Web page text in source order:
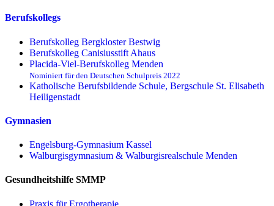
Berufskollegs
Berufskolleg Bergkloster Bestwig
Berufskolleg Canisiusstift Ahaus
Placida-Viel-Berufskolleg Menden
Nominiert für den Deutschen Schulpreis 2022
Katholische Berufsbildende Schule, Bergschule St. Elisabeth
Heiligenstadt
Gymnasien
Engelsburg-Gymnasium Kassel
Walburgisgymnasium & Walburgisrealschule Menden
Gesundheitshilfe SMMP
Praxis für Ergo­therapie